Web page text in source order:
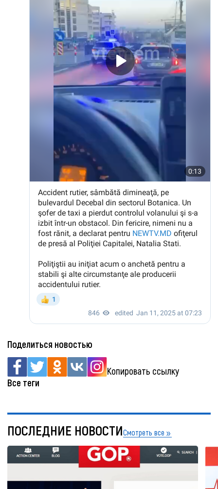
Поделиться новостью
Копировать ссылку
Все теги
ПОСЛЕДНИЕ НОВОСТИСмотреть все